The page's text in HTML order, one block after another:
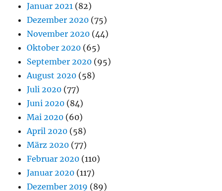
Januar 2021 (82)
Dezember 2020 (75)
November 2020 (44)
Oktober 2020 (65)
September 2020 (95)
August 2020 (58)
Juli 2020 (77)
Juni 2020 (84)
Mai 2020 (60)
April 2020 (58)
März 2020 (77)
Februar 2020 (110)
Januar 2020 (117)
Dezember 2019 (89)